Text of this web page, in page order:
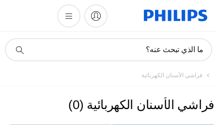
دعم
ما الذي تبحث عنه؟
فراشي الأسنان الكهربائية
فراشي الأسنان الكهربائية (
0
)